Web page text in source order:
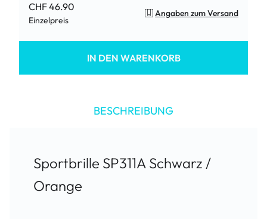
CHF 46.90
Einzelpreis
Angaben zum Versand
IN DEN WARENKORB
BESCHREIBUNG
Sportbrille SP311A Schwarz /
Orange